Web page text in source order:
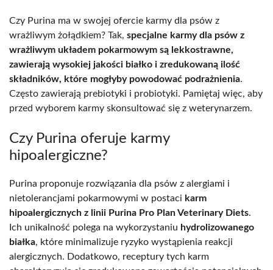
Czy Purina ma w swojej ofercie karmy dla psów z
wrażliwym żołądkiem? Tak, specjalne karmy dla psów z
wrażliwym układem pokarmowym są lekkostrawne,
zawierają wysokiej jakości białko i zredukowaną ilość
składników, które mogłyby powodować podrażnienia.
Często zawierają prebiotyki i probiotyki. Pamiętaj więc, aby
przed wyborem karmy skonsultować się z weterynarzem.
Czy Purina oferuje karmy
hipoalergiczne?
Purina proponuje rozwiązania dla psów z alergiami i
nietolerancjami pokarmowymi w postaci karm
hipoalergicznych z linii Purina Pro Plan Veterinary Diets.
Ich unikalność polega na wykorzystaniu hydrolizowanego
białka, które minimalizuje ryzyko wystąpienia reakcji
alergicznych. Dodatkowo, receptury tych karm